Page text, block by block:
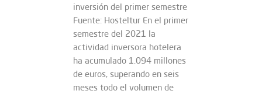
inversión del primer semestre
Fuente: Hosteltur En el primer
semestre del 2021 la
actividad inversora hotelera
ha acumulado 1.094 millones
de euros, superando en seis
meses todo el volumen de